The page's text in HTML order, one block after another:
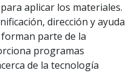
aplicar los materiales.
dirección y ayuda
parte de la
programas
de la tecnología